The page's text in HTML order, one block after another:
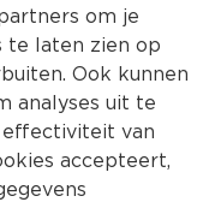
om je
te laten zien op
Ook kunnen
analyses uit te
van
accepteert,